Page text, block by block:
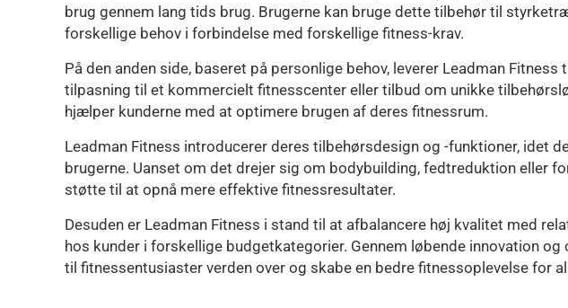
brug gennem lang tids brug. Brugerne kan bruge dette tilbehør til
forskellige behov i forbindelse med forskellige fitness-krav.
På den anden side, baseret på personlige behov, leverer Leadman
tilpasning til et kommercielt fitnesscenter eller tilbud om unikke
hjælper kunderne med at optimere brugen af deres fitnessrum.
Leadman Fitness introducerer deres tilbehørsdesign og -funktioner, idet
brugerne. Uanset om det drejer sig om bodybuilding, fedtreduktion eller
støtte til at opnå mere effektive fitnessresultater.
Desuden er Leadman Fitness i stand til at afbalancere høj kvalitet med
hos kunder i forskellige budgetkategorier. Gennem løbende innovation
til fitnessentusiaster verden over og skabe en bedre fitnessoplevelse for